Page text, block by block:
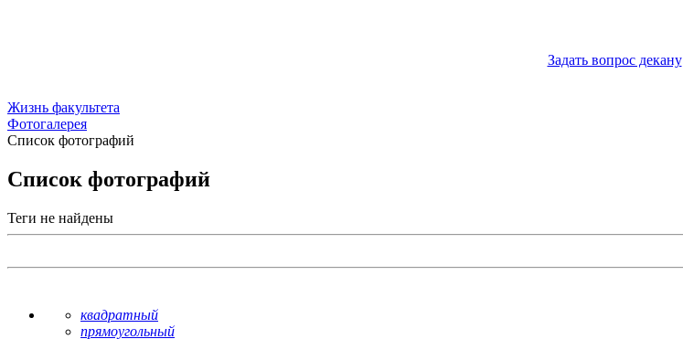
Задать вопрос декану
Жизнь факультета
Фотогалерея
Список фотографий
Список фотографий
Теги не найдены
квадратный
прямоугольный